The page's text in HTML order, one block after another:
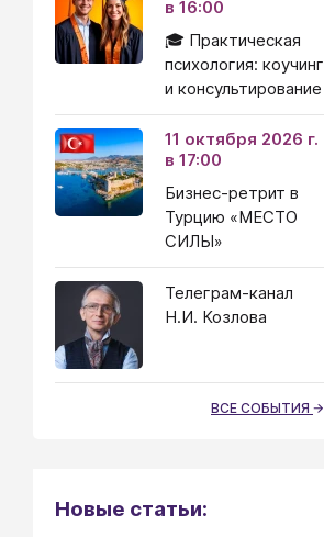
в 16:00
🎓 Практическая
психология: коучинг
и консультирование
11 октября 2026 г.
в 17:00
Бизнес-ретрит в
Турцию «МЕСТО
СИЛЫ»
Телеграм-канал
Н.И. Козлова
ВСЕ СОБЫТИЯ
Новые статьи: